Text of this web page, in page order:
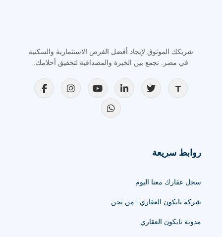
شريكك الموثوق لإيجاد أفضل الفرص الاستثمارية والسكنية
في مصر. نجمع بين الخبرة والمصداقية لتحقيق أحلامك.
روابط سريعة
سجل عقارك معنا اليوم
شركة تايكون العقاري | من نحن
مدونة تايكون العقاري